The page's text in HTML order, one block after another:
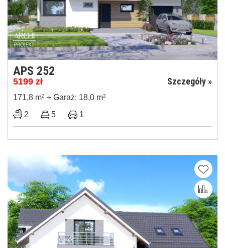
APS 252
5199 zł Szczegóły »
171,8 m2 + Garaż: 18,0 m2
2 5 1